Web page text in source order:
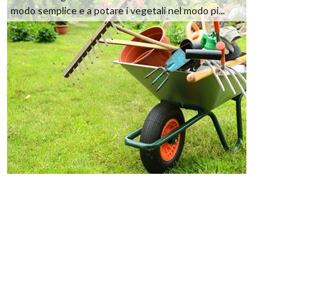
modo semplice e a potare i vegetali nel modo pi...